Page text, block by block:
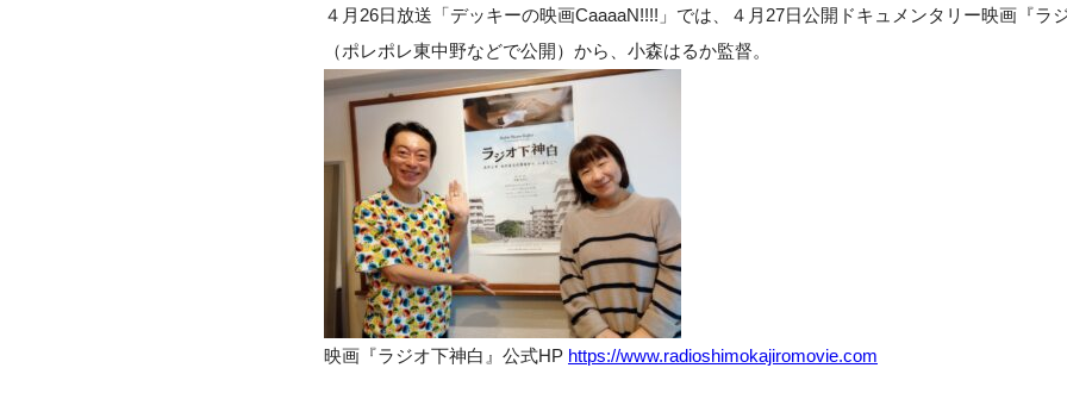
４月26日放送「デッキーの映画CaaaaN!!!!」では、４月27日公開ドキュメンタリー映画『ラ
（ポレポレ東中野などで公開）から、小森はるか監督。
映画『ラジオ下神白』公式HP https://www.radioshimokajiromovie.com